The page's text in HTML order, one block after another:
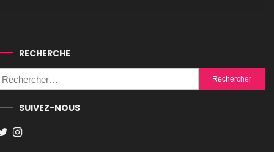
RECHERCHE
Rechercher :
SUIVEZ-NOUS